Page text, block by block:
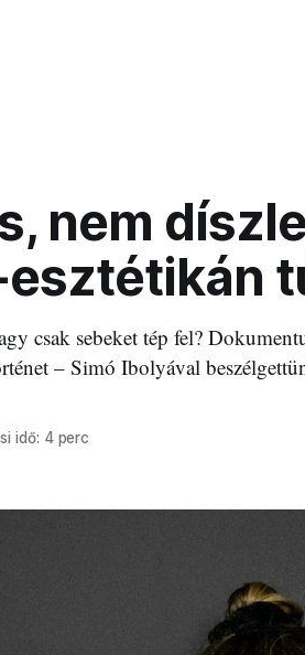
nem
csak sebeket tép fel?
– Simó Ibolyával
idő: 4 perc